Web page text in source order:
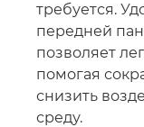
требуется.
передней
позволяет
помогая
снизить
среду.